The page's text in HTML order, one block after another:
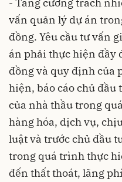
vấn quản lý dự án
đồng. Yêu cầu tư vấn
án phải thực hiện đầy
đồng và quy định của
hiện, báo cáo chủ đầu
của nhà thầu trong
hàng hóa, dịch vụ,
luật và trước chủ đầu
trong quá trình thực
đến thất thoát, lãng